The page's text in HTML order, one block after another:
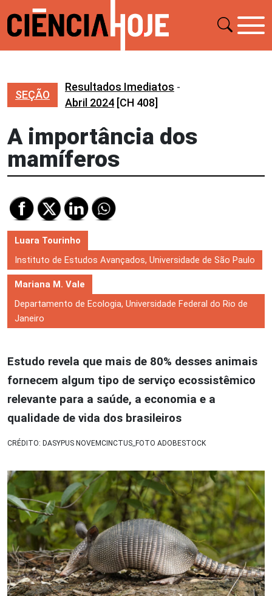
SEÇÃO
Resultados Imediatos -
Abril 2024 [CH 408]
A importância dos
mamíferos
Luara Tourinho
Instituto de Estudos Avançados, Universidade de São Paulo
Mariana M. Vale
Departamento de Ecologia, Universidade Federal do Rio de
Janeiro
Estudo revela que mais de 80% desses animais
fornecem algum tipo de serviço ecossistêmico
relevante para a saúde, a economia e a
qualidade de vida dos brasileiros
CRÉDITO: DASYPUS NOVEMCINCTUS_FOTO ADOBESTOCK